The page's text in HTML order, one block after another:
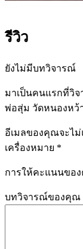
รีวิว
ยังไม่มีบทวิจารณ์
มาเป็นคนแรกที่วิจ
พ่อสุ่ม วัดหนองหว้
อีเมลของคุณจะไ
เครื่องหมาย *
การให้คะแนนขอ
บทวิจารณ์ของคุณ